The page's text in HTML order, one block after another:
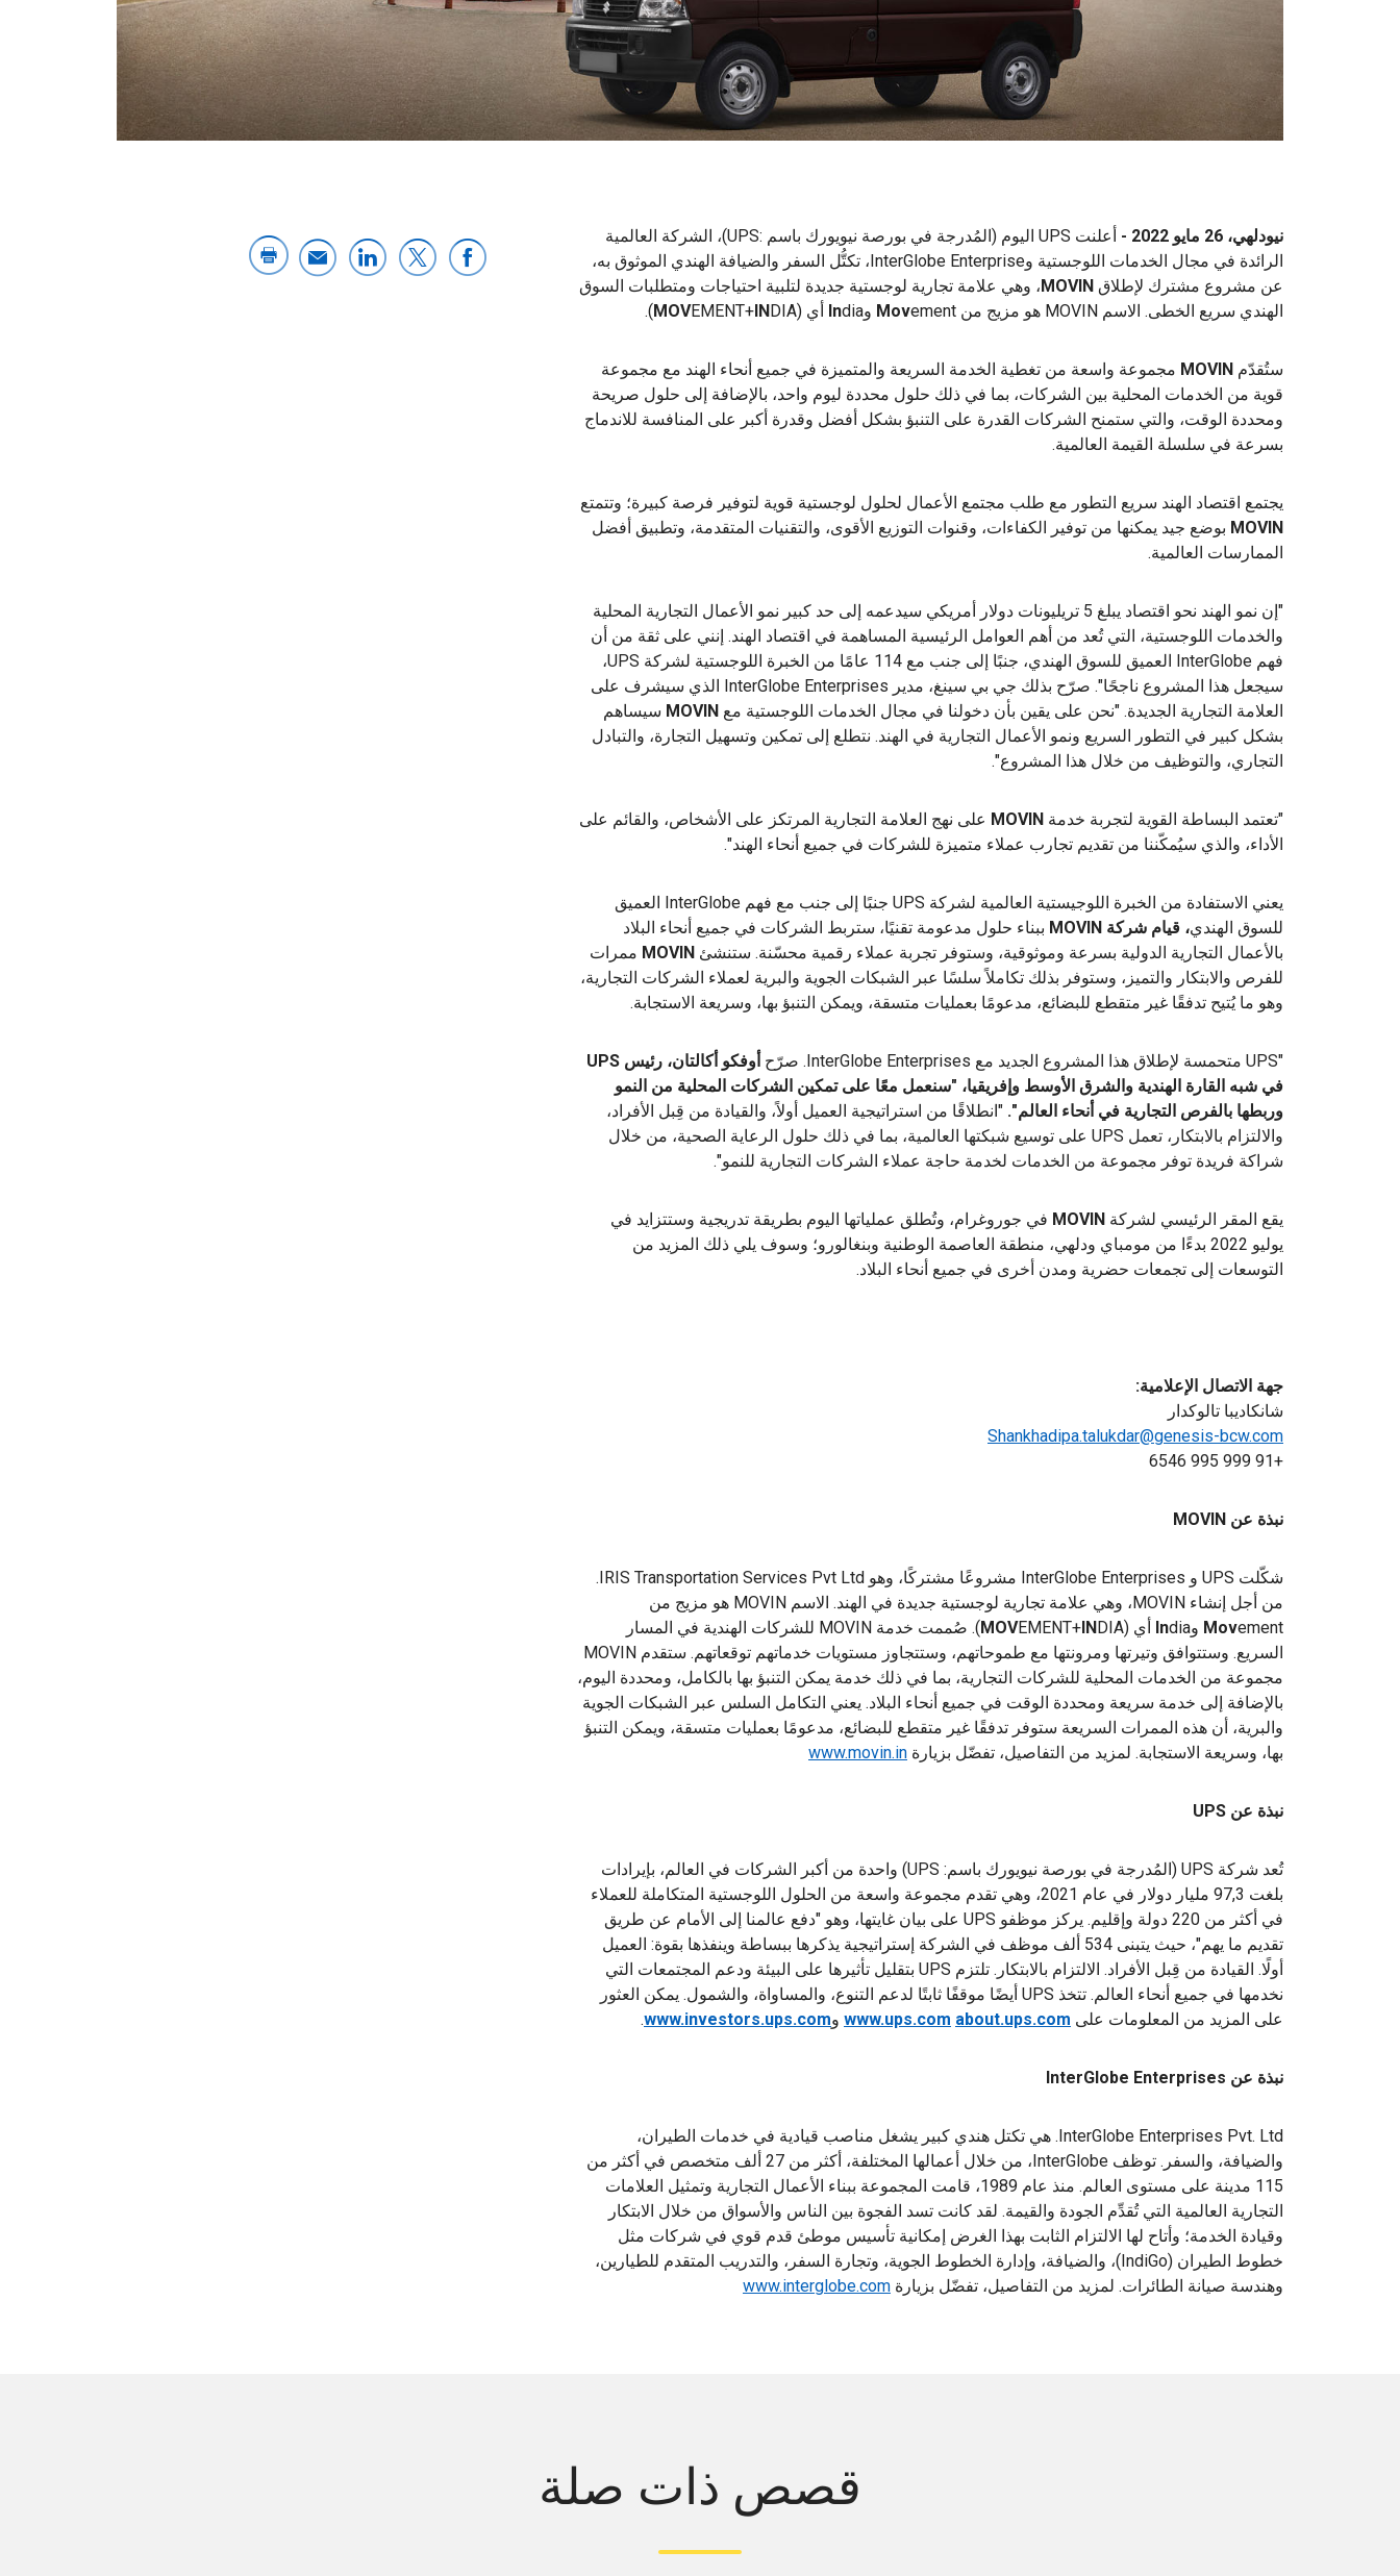
نيودلهي، 26 مايو 2022 -
أعلنت UPS اليوم (المُدرجة في بورصة نيويورك باسم :UPS)، الشركة العالمية
الرائدة في مجال الخدمات اللوجستية وInterGlobe Enterprise، تكتُّل السفر والضيافة الهندي الموثوق به،
عن مشروع مشترك لإطلاق MOVIN، وهي علامة تجارية لوجستية جديدة لتلبية احتياجات ومتطلبات السوق
الهندي سريع الخطى. الاسم MOVIN هو مزيج من
Movement و India أي ( MOVEMENT+INDIA).
ستُقدّم MOVIN مجموعة واسعة من تغطية الخدمة السريعة والمتميزة في جميع أنحاء الهند مع مجموعة
قوية من الخدمات المحلية بين الشركات، بما في ذلك حلول محددة ليوم واحد، بالإضافة إلى حلول صريحة
ومحددة الوقت، والتي ستمنح الشركات القدرة على التنبؤ بشكل أفضل وقدرة أكبر على المنافسة للاندماج
بسرعة في سلسلة القيمة العالمية.
يجتمع اقتصاد الهند سريع التطور مع طلب مجتمع الأعمال لحلول لوجستية قوية لتوفير فرصة كبيرة؛ وتتمتع
MOVIN بوضع جيد يمكنها من توفير الكفاءات، وقنوات التوزيع الأقوى، والتقنيات المتقدمة، وتطبيق أفضل
الممارسات العالمية.
"إن نمو الهند نحو اقتصاد يبلغ 5 تريليونات دولار أمريكي سيدعمه إلى حد كبير نمو الأعمال التجارية المحلية
والخدمات اللوجستية، التي تُعد من أهم العوامل الرئيسية المساهمة في اقتصاد الهند. إنني على ثقة من أن
فهم InterGlobe العميق للسوق الهندي، جنبًا إلى جنب مع 114 عامًا من الخبرة اللوجستية لشركة UPS،
سيجعل هذا المشروع ناجحًا". صرّح بذلك جي بي سينغ، مدير InterGlobe Enterprises الذي سيشرف على
العلامة التجارية الجديدة. "نحن على يقين بأن دخولنا في مجال الخدمات اللوجستية مع MOVIN سيساهم
بشكل كبير في التطور السريع ونمو الأعمال التجارية في الهند. نتطلع إلى تمكين وتسهيل التجارة، والتبادل
التجاري، والتوظيف من خلال هذا المشروع".
"تعتمد البساطة القوية لتجربة خدمة MOVIN على نهج العلامة التجارية المرتكز على الأشخاص، والقائم على
الأداء، والذي سيُمكّننا من تقديم تجارب عملاء متميزة للشركات في جميع أنحاء الهند".
يعني الاستفادة من الخبرة اللوجيستية العالمية لشركة UPS جنبًا إلى جنب مع فهم InterGlobe العميق
للسوق الهندي، قيام شركة MOVIN
ببناء حلول مدعومة تقنيًا، ستربط الشركات في جميع أنحاء البلاد
بالأعمال التجارية الدولية بسرعة وموثوقية، وستوفر تجربة عملاء رقمية محسّنة. ستنشئ MOVIN ممرات
للفرص والابتكار والتميز، وستوفر بذلك تكاملاً سلسًا عبر الشبكات الجوية والبرية لعملاء الشركات التجارية،
وهو ما يُتيح تدفقًا غير متقطع للبضائع، مدعومًا بعمليات متسقة، ويمكن التنبؤ بها، وسريعة الاستجابة.
"UPS متحمسة لإطلاق هذا المشروع الجديد مع InterGlobe Enterprises. صرّح
أوفكو أكالتان، رئيس UPS
في شبه القارة الهندية والشرق الأوسط وإفريقيا، "سنعمل معًا على تمكين الشركات المحلية من النمو
وربطها بالفرص التجارية في أنحاء العالم". "انطلاقًا من استراتيجية العميل أولاً، والقيادة من قِبل الأفراد،
والالتزام بالابتكار، تعمل UPS على توسيع شبكتها العالمية، بما في ذلك حلول الرعاية الصحية، من خلال
شراكة فريدة توفر مجموعة من الخدمات لخدمة حاجة عملاء الشركات التجارية للنمو".
يقع المقر الرئيسي لشركة MOVIN في جوروغرام، وتُطلق عملياتها اليوم بطريقة تدريجية وستتزايد في
يوليو 2022 بدءًا من مومباي ودلهي، منطقة العاصمة الوطنية وبنغالورو؛ وسوف يلي ذلك المزيد من
التوسعات إلى تجمعات حضرية ومدن أخرى في جميع أنحاء البلاد.
جهة الاتصال الإعلامية:
شانكاديبا تالوكدار
Shankhadipa.talukdar@genesis-bcw.com
+91 999 995 6546
نبذة عن MOVIN
شكّلت UPS و InterGlobe Enterprises مشروعًا مشتركًا، وهو IRIS Transportation Services Pvt Ltd.
من أجل إنشاء MOVIN، وهي علامة تجارية لوجستية جديدة في الهند. الاسم MOVIN هو مزيج من
Movement و India أي ( MOVEMENT+IN
DIA). صُممت خدمة MOVIN للشركات الهندية في المسار
السريع. وستتوافق وتيرتها ومرونتها مع طموحاتهم، وستتجاوز مستويات خدماتهم توقعاتهم. ستقدم MOVIN
مجموعة من الخدمات المحلية للشركات التجارية، بما في ذلك خدمة يمكن التنبؤ بها بالكامل، ومحددة اليوم،
بالإضافة إلى خدمة سريعة ومحددة الوقت في جميع أنحاء البلاد. يعني التكامل السلس عبر الشبكات الجوية
والبرية، أن هذه الممرات السريعة ستوفر تدفقًا غير متقطع للبضائع، مدعومًا بعمليات متسقة، ويمكن التنبؤ
بها، وسريعة الاستجابة. لمزيد من التفاصيل، تفضّل بزيارة www.movin.in
نبذة عن UPS
تُعد شركة UPS (المُدرجة في بورصة نيويورك باسم: UPS) واحدة من أكبر الشركات في العالم، بإيرادات
بلغت 97,3 مليار دولار في عام 2021، وهي تقدم مجموعة واسعة من الحلول اللوجستية المتكاملة للعملاء
في أكثر من 220 دولة وإقليم. يركز موظفو UPS على بيان غايتها، وهو "دفع عالمنا إلى الأمام عن طريق
تقديم ما يهم"، حيث يتبنى 534 ألف موظف في الشركة إستراتيجية يذكرها ببساطة وينفذها بقوة: العميل
أولًا. القيادة من قِبل الأفراد. الالتزام بالابتكار. تلتزم UPS بتقليل تأثيرها على البيئة ودعم المجتمعات التي
نخدمها في جميع أنحاء العالم. تتخذ UPS أيضًا موقفًا ثابتًا لدعم التنوع، والمساواة، والشمول. يمكن العثور
على المزيد من المعلومات على
www.ups.com about.ups.com وwww.investors.ups.com
.
نبذة عن InterGlobe Enterprises
InterGlobe Enterprises Pvt. Ltd. هي تكتل هندي كبير يشغل مناصب قيادية في خدمات الطيران،
والضيافة، والسفر. توظف InterGlobe، من خلال أعمالها المختلفة، أكثر من 27 ألف متخصص في أكثر من
115 مدينة على مستوى العالم. منذ عام 1989، قامت المجموعة ببناء الأعمال التجارية وتمثيل العلامات
التجارية العالمية التي تُقدِّم الجودة والقيمة. لقد كانت تسد الفجوة بين الناس والأسواق من خلال الابتكار
وقيادة الخدمة؛ وأتاح لها الالتزام الثابت بهذا الغرض إمكانية تأسيس موطئ قدم قوي في شركات مثل
خطوط الطيران (IndiGo)، والضيافة، وإدارة الخطوط الجوية، وتجارة السفر، والتدريب المتقدم للطيارين،
وهندسة صيانة الطائرات. لمزيد من التفاصيل، تفضّل بزيارة www.interglobe.com
قصص ذات صلة